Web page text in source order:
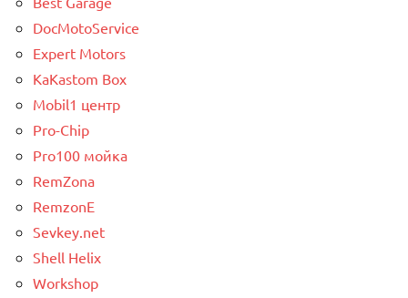
DocMotoService
Expert Motors
KaKastom Box
Mobil1 центр
Pro-Chip
Pro100 мойка
RemZona
RemzonE
Sevkey.net
Shell Helix
Workshop